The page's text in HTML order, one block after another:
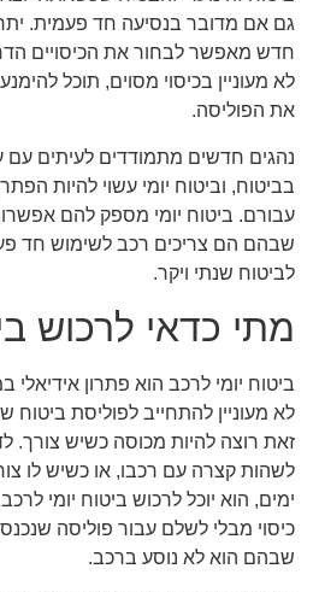
גם אם מדובר בנסיעה חד פעמית.
חדש מאפשר לבחור את הכיסויים
לא מעוניין בכיסוי מסוים, תוכל
את הפוליסה.
נהגים חדשים מתמודדים לעיתים עם
בביטוח, וביטוח יומי עשוי להיות
עבורם. ביטוח יומי מספק להם
שבהם הם צריכים רכב לשימוש חד
לביטוח שנתי ויקר.
מתי כדאי לרכוש
ביטוח יומי לרכב הוא פתרון
לא מעוניין להתחייב לפוליסת ביטוח
זאת רוצה להיות מכוסה כשיש צורך.
לשהות קצרה עם רכבו, או כשיש לו
ימים, הוא יוכל לרכוש ביטוח יומי
כיסוי מבלי לשלם עבור פוליסה
שבהם הוא לא נוסע ברכב.